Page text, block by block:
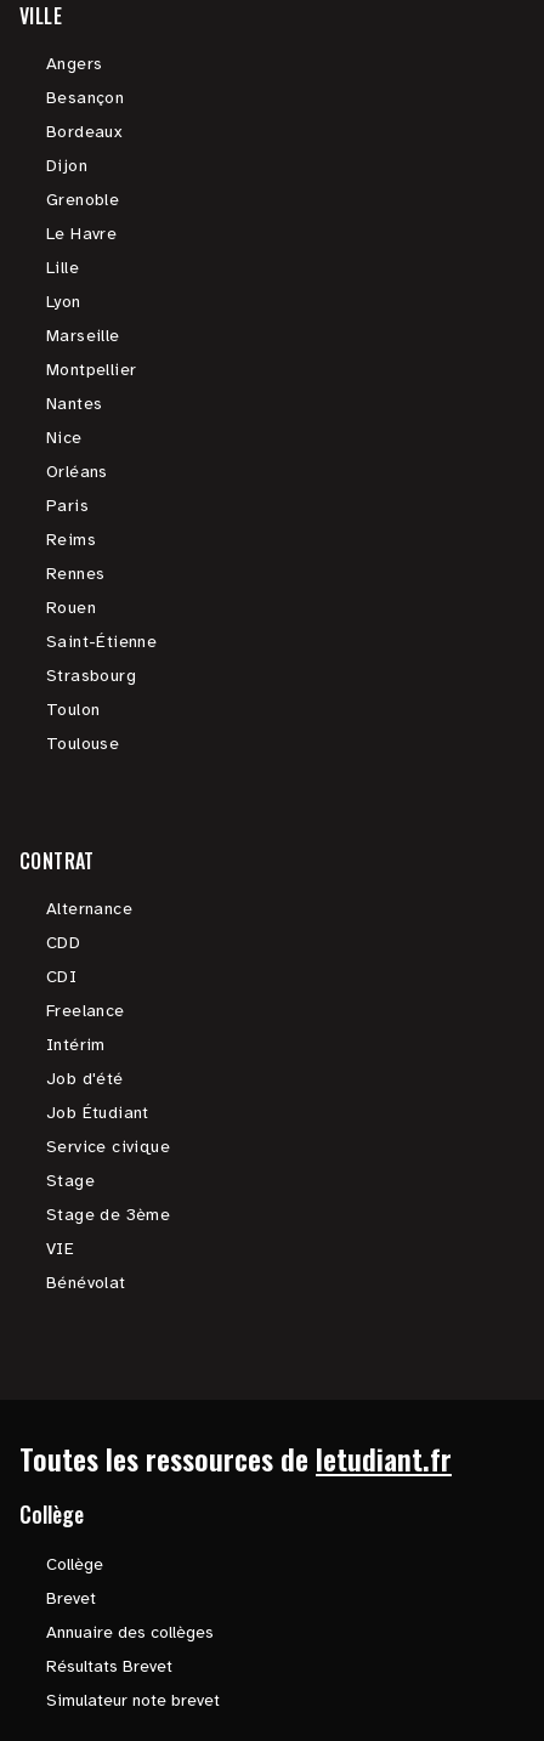
VILLE
Angers
Besançon
Bordeaux
Dijon
Grenoble
Le Havre
Lille
Lyon
Marseille
Montpellier
Nantes
Nice
Orléans
Paris
Reims
Rennes
Rouen
Saint-Étienne
Strasbourg
Toulon
Toulouse
CONTRAT
Alternance
CDD
CDI
Freelance
Intérim
Job d'été
Job Étudiant
Service civique
Stage
Stage de 3ème
VIE
Bénévolat
Toutes les ressources de letudiant.fr
Collège
Collège
Brevet
Annuaire des collèges
Résultats Brevet
Simulateur note brevet